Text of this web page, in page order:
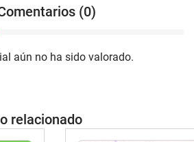
(0)
aún no ha sido valorado.
relacionado